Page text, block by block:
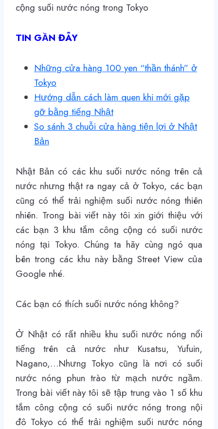
cộng suối nước nóng trong Tokyo
TIN GẦN ĐÂY
Những cửa hàng 100 yen “thần thánh” ở
Tokyo
Hướng dẫn cách làm quen khi mới gặp
gỡ bằng tiếng Nhật
So sánh 3 chuỗi cửa hàng tiện lợi ở Nhật
Bản
Nhật Bản có các khu suối nước nóng trên cả
nước nhưng thật ra ngay cả ở Tokyo, các bạn
cũng có thể trải nghiệm suối nước nóng thiên
nhiên. Trong bài viết này tôi xin giới thiệu với
các bạn 3 khu tắm công cộng có suối nước
nóng tại Tokyo. Chúng ta hãy cùng ngó qua
bên trong các khu này bằng Street View của
Google nhé.
Các bạn có thích suối nước nóng không?
Ở Nhật có rất nhiều khu suối nước nóng nổi
tiếng trên cả nước như Kusatsu, Yufuin,
Nagano,…Nhưng Tokyo cũng là nơi có suối
nước nóng phun trào từ mạch nước ngầm.
Trong bài viết này tôi sẽ tập trung vào 1 số khu
tắm công cộng có suối nước nóng trong nội
đô Tokyo có thể trải nghiệm suối nước nóng